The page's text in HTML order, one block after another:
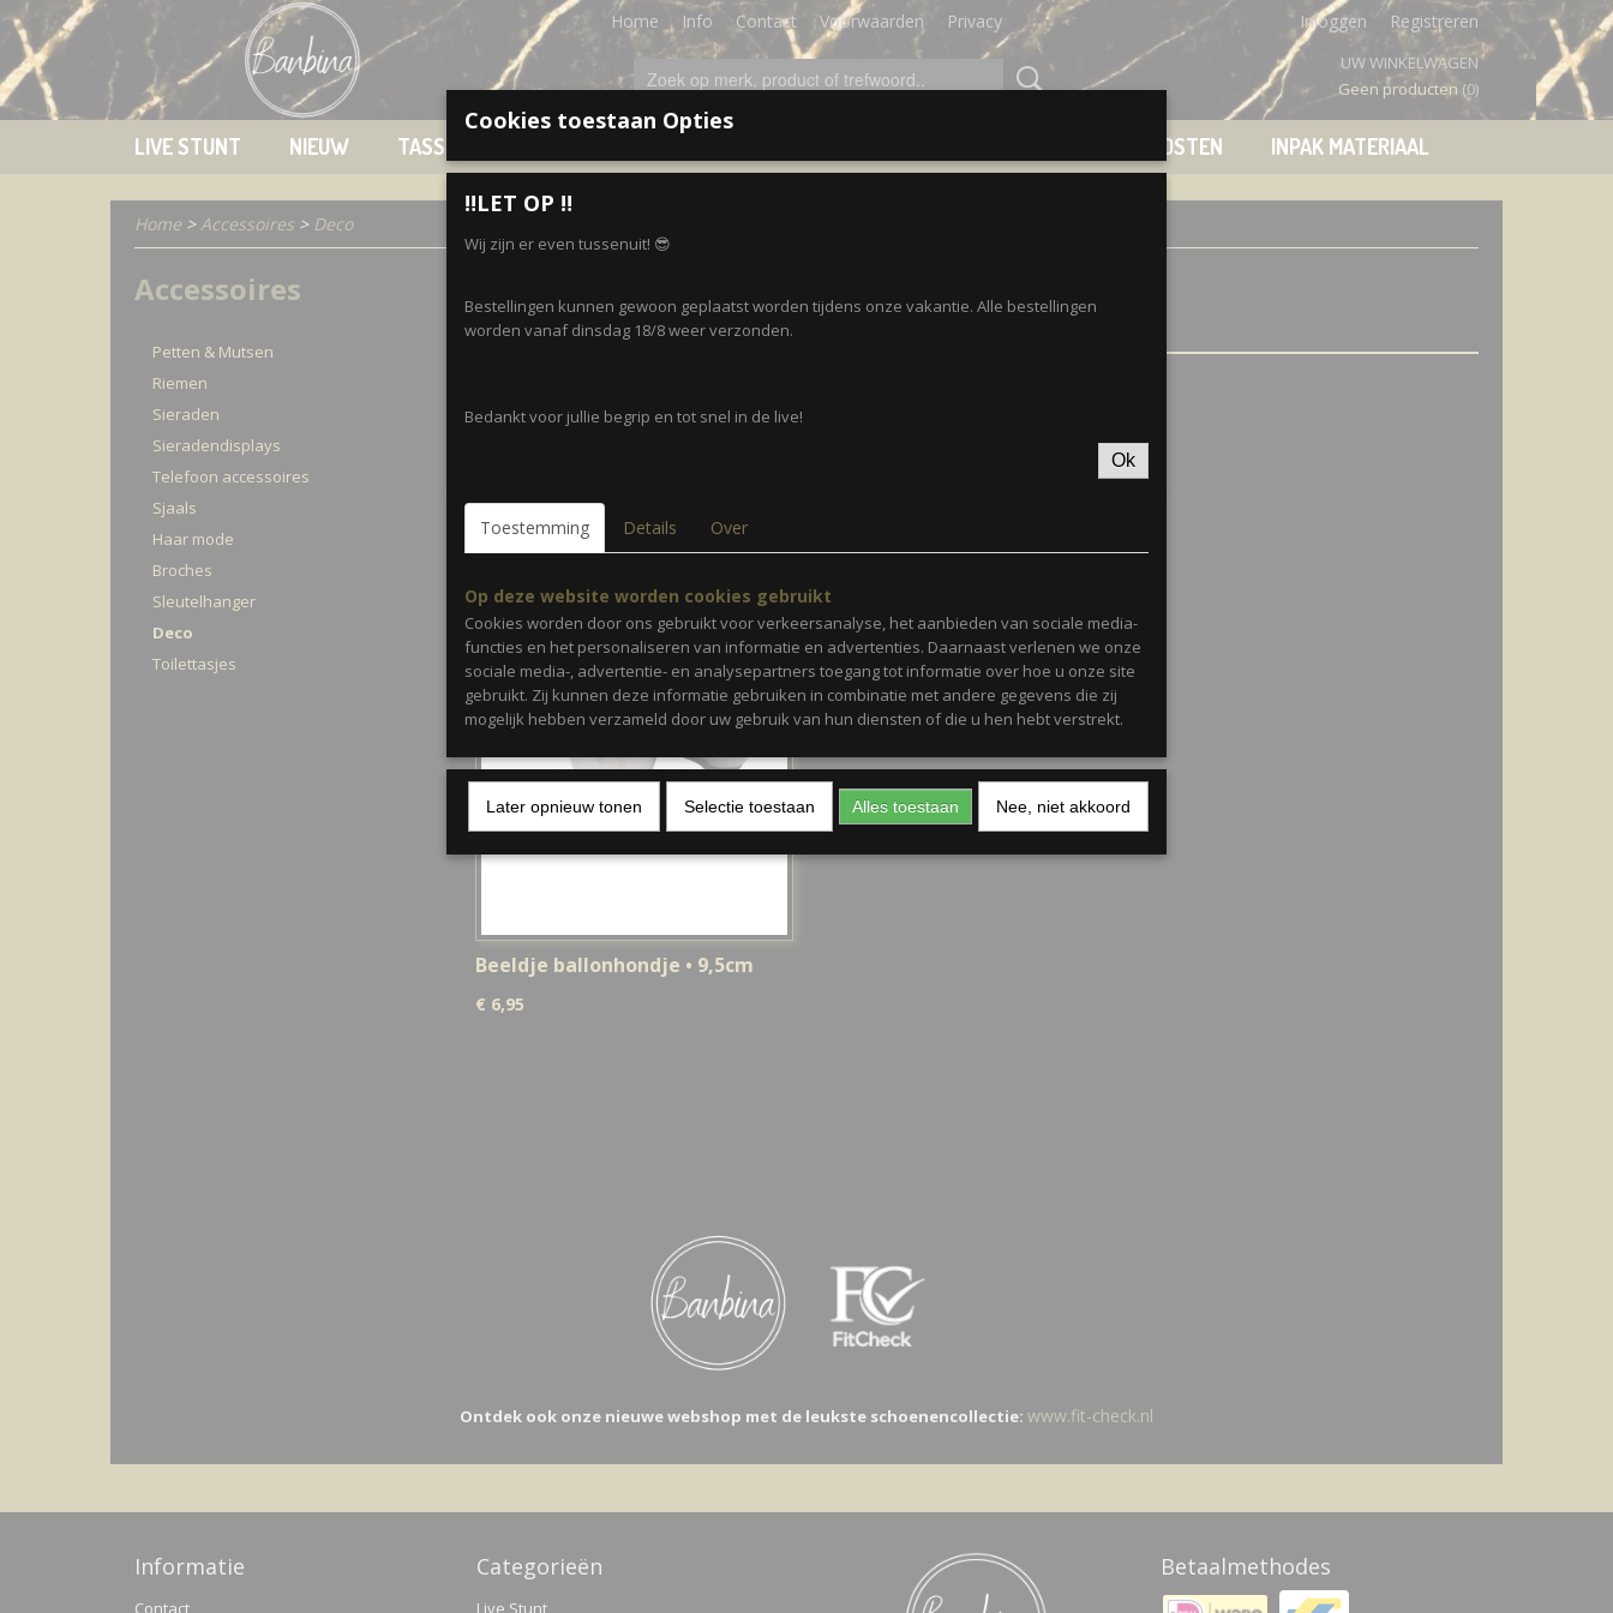
Home Info Contact Voorwaarden Privacy Inloggen Registreren
UW WINKELWAGEN
Geen producten (0)
LIVE STUNT NIEUW TASSEN VERZENDKOSTEN INPAK MATERIAAL
Home > Accessoires > Deco
Accessoires
Petten & Mutsen
Riemen
Sieraden
Sieradendisplays
Telefoon accessoires
Sjaals
Haar mode
Broches
Sleutelhanger
Deco
Toilettasjes
Beeldje ballonhondje • 9,5cm
€ 6,95
Ontdek ook onze nieuwe webshop met de leukste schoenencollectie: www.fit-check.nl
Informatie
Contact
Categorieën
Live Stunt
Betaalmethodes
Cookies toestaan Opties
‼️LET OP ‼️
Wij zijn er even tussenuit! 😎
Bestellingen kunnen gewoon geplaatst worden tijdens onze vakantie. Alle bestellingen
worden vanaf dinsdag 18/8 weer verzonden.
Bedankt voor jullie begrip en tot snel in de live!
Ok
Toestemming Details Over
Op deze website worden cookies gebruikt
Cookies worden door ons gebruikt voor verkeersanalyse, het aanbieden van sociale media-
functies en het personaliseren van informatie en advertenties. Daarnaast verlenen we onze
sociale media-, advertentie- en analysepartners toegang tot informatie over hoe u onze site
gebruikt. Zij kunnen deze informatie gebruiken in combinatie met andere gegevens die zij
mogelijk hebben verzameld door uw gebruik van hun diensten of die u hen hebt verstrekt.
Later opnieuw tonen Selectie toestaan Alles toestaan Nee, niet akkoord